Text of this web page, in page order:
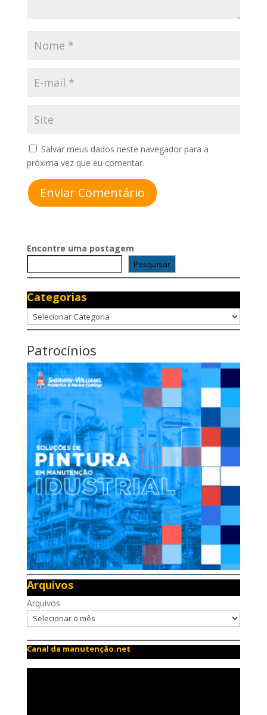
Salvar meus dados neste navegador para a
próxima vez que eu comentar.
Enviar Comentário
Encontre uma postagem
Pesquisar
Categorias
Categorias
Patrocínios
Arquivos
Arquivos
Canal da manutenção.net